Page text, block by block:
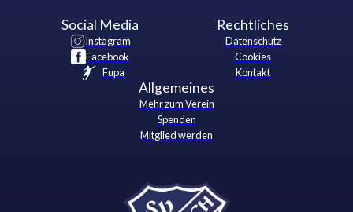
Social Media
Instagram
Facebook
Fupa
Rechtliches
Datenschutz
Cookies
Kontakt
Allgemeines
Mehr zum Verein
Spenden
Mitglied werden